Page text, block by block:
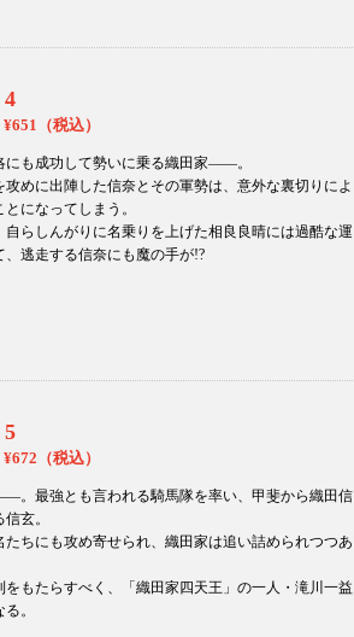
（税込）
にも成功して勢いに乗る織田家——。
めに出陣した信奈とその軍勢は、意外な裏切りによ
になってしまう。
自らしんがりに名乗りを上げた相良良晴には過酷な運
逃走する信奈にも魔の手が!?
（税込）
。最強とも言われる騎馬隊を率い、甲斐から織田信
玄。
たちにも攻め寄せられ、織田家は追い詰められつつあ
もたらすべく、「織田家四天王」の一人・滝川一益
。